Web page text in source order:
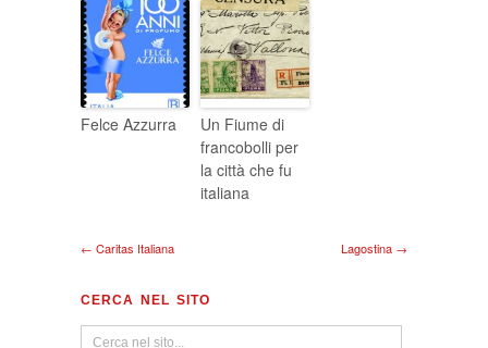
Felce Azzurra
Un Fiume di
francobolli per
la città che fu
italiana
← Caritas Italiana Lagostina →
CERCA NEL SITO